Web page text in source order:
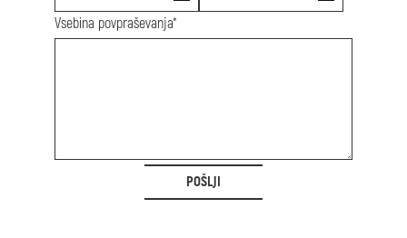
Vsebina povpraševanja*
POŠLJI